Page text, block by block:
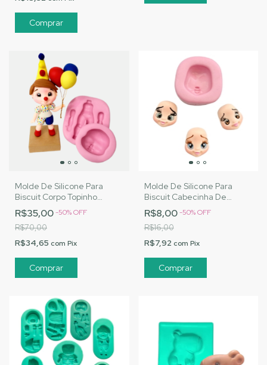
Molde De Silicone Para
Biscuit Corpo Topinho
Delicado - MJ Artesanatos
|Cód. 3064
R$35,00-50%OFF
R$70,00
R$34,65 com Pix
Molde De Silicone Para
Biscuit Cabecinha De
Manequim - MJ
Artesanatos |Cód. 3198
R$8,00-50%OFF
R$16,00
R$7,92 com Pix